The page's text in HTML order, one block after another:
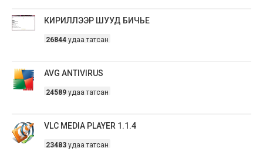
КИРИЛЛЭЭР ШУУД БИЧЬЕ
26844 удаа татсан
AVG ANTIVIRUS
24589 удаа татсан
VLC MEDIA PLAYER 1.1.4
23483 удаа татсан